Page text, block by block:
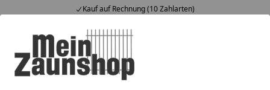
Kauf auf Rechnung (10 Zahlarten)
Alle Produkte
Mein Konto
Suchen